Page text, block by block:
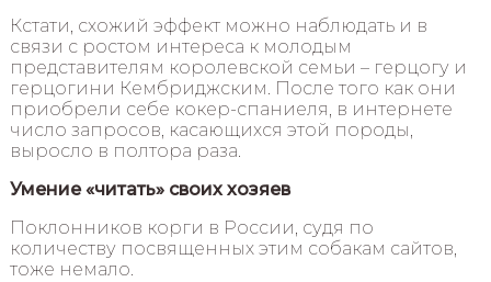
Кстати, схожий эффект можно наблюдать и в
связи с ростом интереса к молодым
представителям королевской семьи – герцогу и
герцогини Кембриджским. После того как они
приобрели себе кокер-спаниеля, в интернете
число запросов, касающихся этой породы,
выросло в полтора раза.
Умение «читать» своих хозяев
Поклонников корги в России, судя по
количеству посвященных этим собакам сайтов,
тоже немало.